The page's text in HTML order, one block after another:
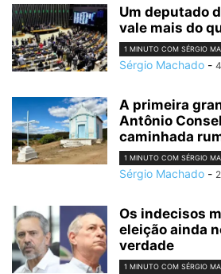
Um deputado
vale mais do
1 MINUTO COM SÉRGIO
Sérgio Machado -
A primeira
Antônio
caminhada
1 MINUTO COM SÉRGIO
Sérgio Machado -
Os indecisos
eleição ainda
verdade
1 MINUTO COM SÉRGIO